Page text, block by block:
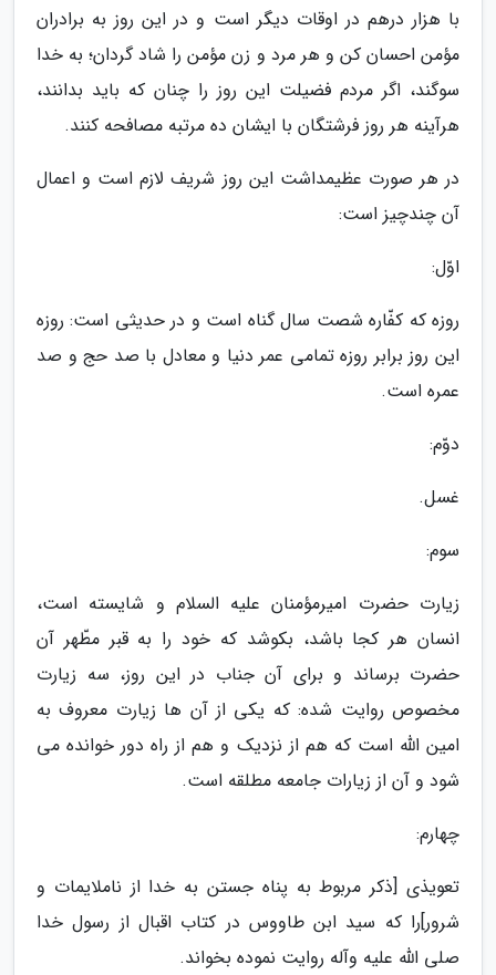
با هزار درهم در اوقات دیگر است و در این روز به برادران
مؤمن احسان کن و هر مرد و زن مؤمن را شاد گردان؛ به خدا
سوگند، اگر مردم فضیلت این روز را چنان که باید بدانند،
هرآینه هر روز فرشتگان با ایشان ده مرتبه مصافحه کنند.
در هر صورت عظیمداشت این روز شریف لازم است و اعمال
آن چندچیز است:
اوّل:
روزه که کفّاره شصت سال گناه است و در حدیثی است: روزه
این روز برابر روزه تمامی عمر دنیا و معادل با صد حج و صد
عمره است.
دوّم:
غسل.
سوم:
زیارت حضرت امیرمؤمنان علیه السلام و شایسته است،
انسان هر کجا باشد، بکوشد که خود را به قبر مطّهر آن
حضرت برساند و برای آن جناب در این روز، سه زیارت
مخصوص روایت شده: که یکی از آن ها زیارت معروف به
امین الله است که هم از نزدیک و هم از راه دور خوانده می
شود و آن از زیارات جامعه مطلقه است.
چهارم:
تعویذی [ذکر مربوط به پناه جستن به خدا از ناملایمات و
شرور]را که سید ابن طاووس در کتاب اقبال از رسول خدا
صلی الله علیه وآله روایت نموده بخواند.